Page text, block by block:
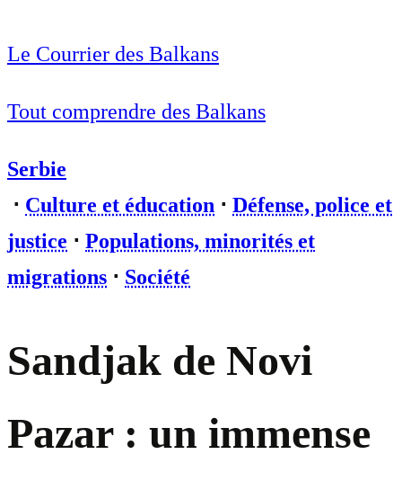
Le Courrier des Balkans
Tout comprendre des Balkans
Serbie
⋅ Culture et éducation ⋅ Défense, police et
justice ⋅ Populations, minorités et
migrations ⋅ Société
Sandjak de Novi
Pazar : un immense